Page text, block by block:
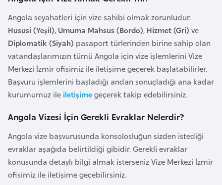
Angola seyahatleri için vize sahibi olmak zorunludur.
Hususi (Yeşil), Umuma Mahsus (Bordo), Hizmet (Gri) ve
Diplomatik (Siyah) pasaport türlerinden birine sahip olan
vatandaşlarımızın tümü Angola için vize işlemlerini Vize
Merkezi İzmir ofisimiz ile iletişime geçerek başlatabilirler.
Başvuru işlemlerini başladığı andan sonuçladığı ana kadar
kurumumuz ile iletişimegeçerek takip edebilirsiniz.
Angola Vizesi İçin Gerekli Evraklar Nelerdir?
Angola vize başvurusunda konsolosluğun sizden istediği
evraklar aşağıda belirtildiği gibidir. Gerekli evraklar
konusunda detaylı bilgi almak isterseniz Vize Merkezi İzmir
ofisimiz ile iletişime geçebilirsiniz.
B
e
l
ç
i
k
a
e
n
i
n